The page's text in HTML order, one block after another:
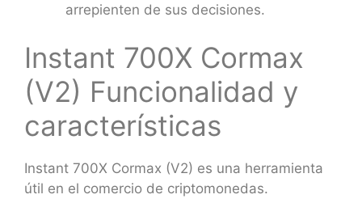
arrepienten de sus decisiones.
Instant 700X Cormax
(V2) Funcionalidad y
características
Instant 700X Cormax (V2) es una herramienta
útil en el comercio de criptomonedas.